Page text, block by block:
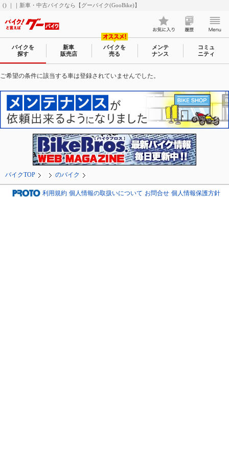
() ｜｜新車・中古バイクなら【グーバイク(GooBike)】
バイクを
探す
新車
販売店
バイクを
売る
メンテ
ナンス
コミュ
ニティ
ご希望の条件に該当する車は登録されていませんでした。
バイクTOP のバイク
利用規約 個人情報の取扱いについて お問合せ 個人情報保護方針